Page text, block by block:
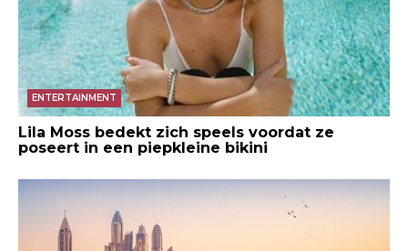
ENTERTAINMENT
Lila Moss bedekt zich speels voordat ze
poseert in een piepkleine bikini